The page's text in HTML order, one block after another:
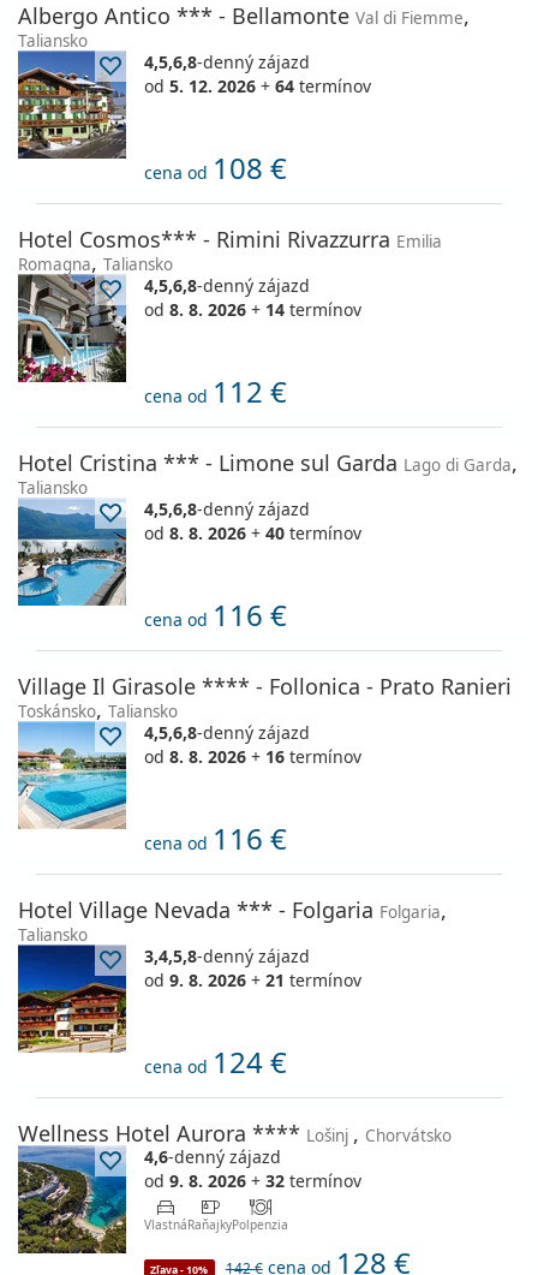
Albergo Antico *** - Bellamonte Val di Fiemme,
Taliansko
4,5,6,8-denný zájazd
od 5. 12. 2026 + 64 termínov
cena od 108 €
Hotel Cosmos*** - Rimini Rivazzurra Emilia
Romagna, Taliansko
4,5,6,8-denný zájazd
od 8. 8. 2026 + 14 termínov
cena od 112 €
Hotel Cristina *** - Limone sul Garda Lago di Garda,
Taliansko
4,5,6,8-denný zájazd
od 8. 8. 2026 + 40 termínov
cena od 116 €
Village Il Girasole **** - Follonica - Prato Ranieri
Toskánsko, Taliansko
4,5,6,8-denný zájazd
od 8. 8. 2026 + 16 termínov
cena od 116 €
Hotel Village Nevada *** - Folgaria Folgaria,
Taliansko
3,4,5,8-denný zájazd
od 9. 8. 2026 + 21 termínov
cena od 124 €
Wellness Hotel Aurora **** Lošinj , Chorvátsko
4,6-denný zájazd
od 9. 8. 2026 + 32 termínov
VlastnáRaňajkyPolpenzia
Zľava - 10% 142 € cena od 128 €